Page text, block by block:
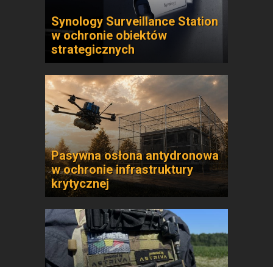
Synology Surveillance Station
w ochronie obiektów
strategicznych
Pasywna osłona antydronowa
w ochronie infrastruktury
krytycznej